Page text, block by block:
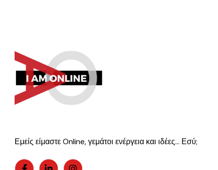
Εμείς είμαστε Online, γεμάτοι ενέργεια και ιδέες… Εσύ;